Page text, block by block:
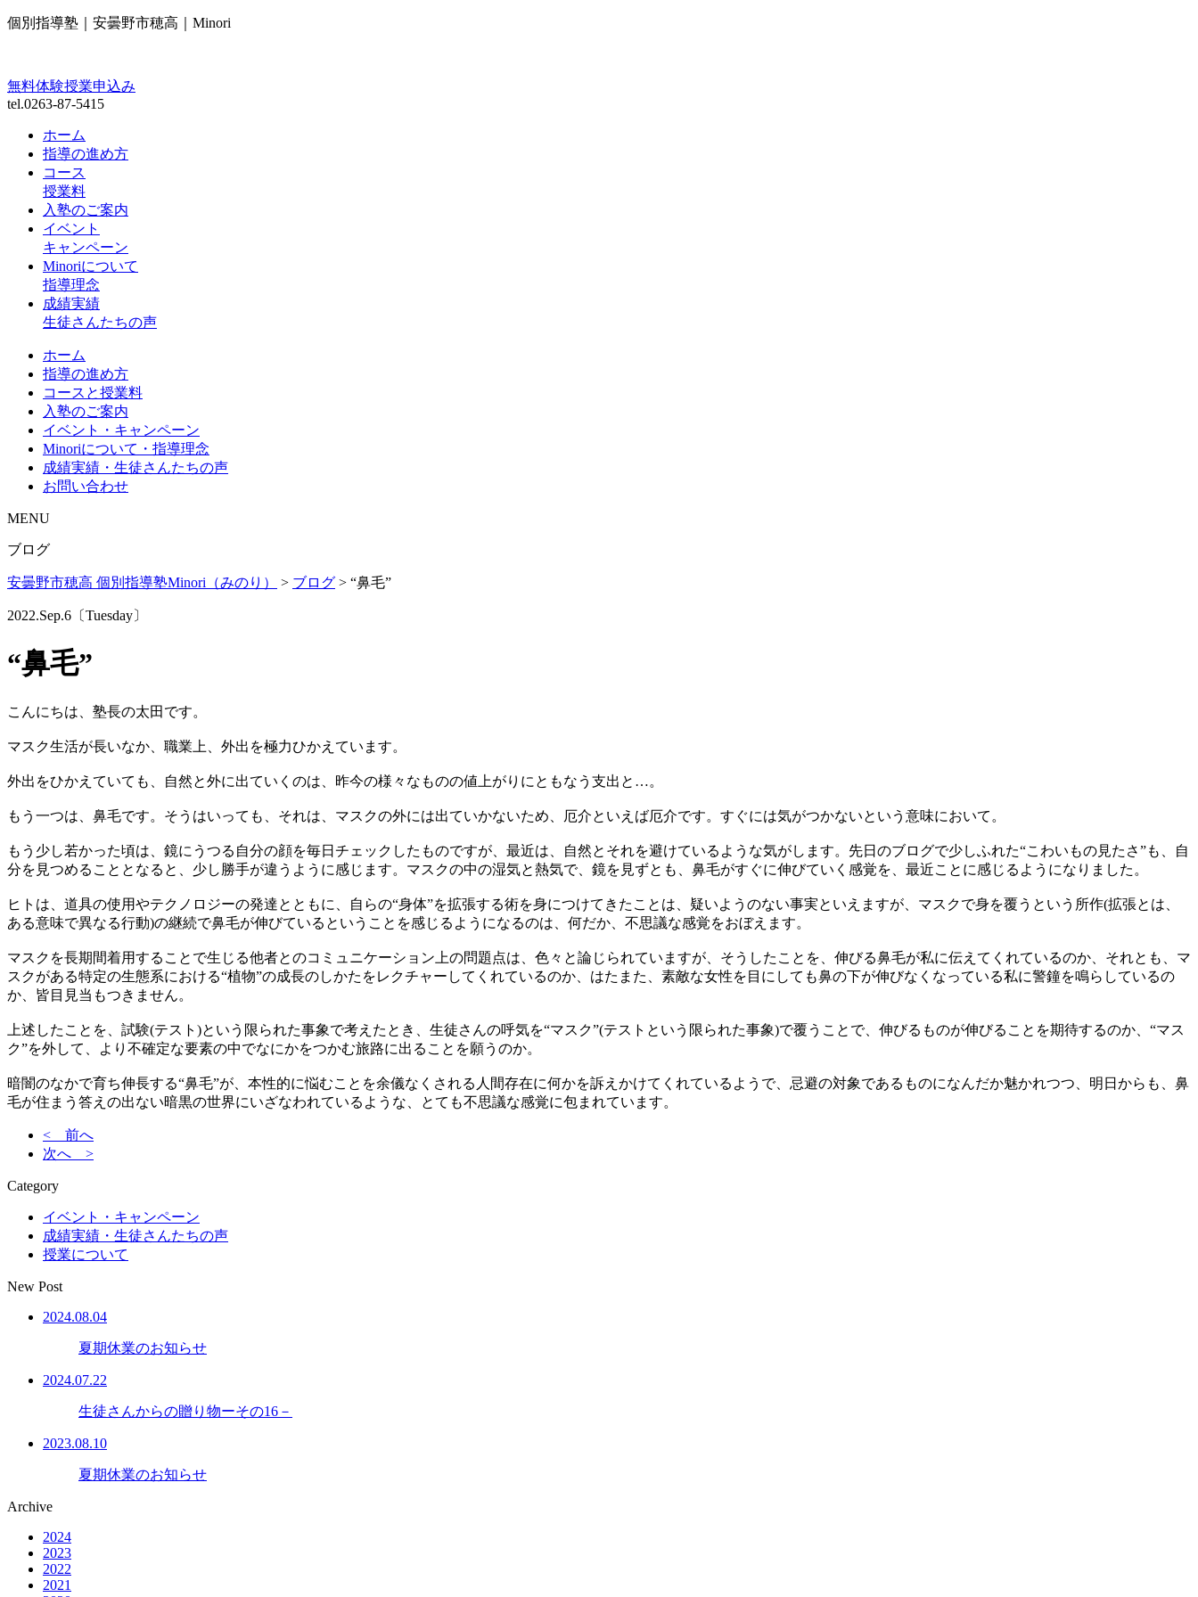
個別指導塾｜安曇野市穂高｜Minori
無料体験授業申込み
tel.0263-87-5415
ホーム
指導の進め方
コース
授業料
入塾のご案内
イベント
キャンペーン
Minoriについて
指導理念
成績実績
生徒さんたちの声
ホーム
指導の進め方
コースと授業料
入塾のご案内
イベント・キャンペーン
Minoriについて・指導理念
成績実績・生徒さんたちの声
お問い合わせ
MENU
ブログ
安曇野市穂高 個別指導塾Minori（みのり） > ブログ > “鼻毛”
2022.Sep.6〔Tuesday〕
“鼻毛”
こんにちは、塾長の太田です。
マスク生活が長いなか、職業上、外出を極力ひかえています。
外出をひかえていても、自然と外に出ていくのは、昨今の様々なものの値上がりにともなう支出と…。
もう一つは、鼻毛です。そうはいっても、それは、マスクの外には出ていかないため、厄介といえば厄介です。すぐには気がつかないという意味において。
もう少し若かった頃は、鏡にうつる自分の顔を毎日チェックしたものですが、最近は、自然とそれを避けているような気がします。先日のブログで少しふれた“こわいもの見たさ”も、自
分を見つめることとなると、少し勝手が違うように感じます。マスクの中の湿気と熱気で、鏡を見ずとも、鼻毛がすぐに伸びていく感覚を、最近ことに感じるようになりました。
ヒトは、道具の使用やテクノロジーの発達とともに、自らの“身体”を拡張する術を身につけてきたことは、疑いようのない事実といえますが、マスクで身を覆うという所作(拡張とは、
ある意味で異なる行動)の継続で鼻毛が伸びているということを感じるようになるのは、何だか、不思議な感覚をおぼえます。
マスクを長期間着用することで生じる他者とのコミュニケーション上の問題点は、色々と論じられていますが、そうしたことを、伸びる鼻毛が私に伝えてくれているのか、それとも、マ
スクがある特定の生態系における“植物”の成長のしかたをレクチャーしてくれているのか、はたまた、素敵な女性を目にしても鼻の下が伸びなくなっている私に警鐘を鳴らしているの
か、皆目見当もつきません。
上述したことを、試験(テスト)という限られた事象で考えたとき、生徒さんの呼気を“マスク”(テストという限られた事象)で覆うことで、伸びるものが伸びることを期待するのか、“マス
ク”を外して、より不確定な要素の中でなにかをつかむ旅路に出ることを願うのか。
暗闇のなかで育ち伸長する“鼻毛”が、本性的に悩むことを余儀なくされる人間存在に何かを訴えかけてくれているようで、忌避の対象であるものになんだか魅かれつつ、明日からも、鼻
毛が住まう答えの出ない暗黒の世界にいざなわれているような、とても不思議な感覚に包まれています。
< 前へ
次へ >
Category
イベント・キャンペーン
成績実績・生徒さんたちの声
授業について
New Post
2024.08.04
夏期休業のお知らせ
2024.07.22
生徒さんからの贈り物ーその16－
2023.08.10
夏期休業のお知らせ
Archive
2024
2023
2022
2021